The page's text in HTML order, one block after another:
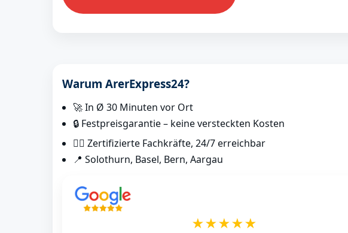
Warum ArerExpress24?
🚀 In Ø 30 Minuten vor Ort
🔒 Festpreisgarantie – keine versteckten Kosten
👷‍♂️ Zertifizierte Fachkräfte, 24/7 erreichbar
📍 Solothurn, Basel, Bern, Aargau
★★★★★